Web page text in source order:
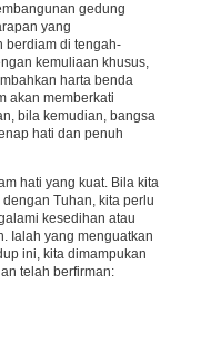
gedung
yang
berdiam di tengah-
kemuliaan khusus,
harta benda
akan memberkati
bila kemudian, bangsa
hati dan penuh
hati yang kuat. Bila kita
Tuhan, kita perlu
kesedihan atau
Ialah yang menguatkan
ini, kita dimampukan
telah berfirman: